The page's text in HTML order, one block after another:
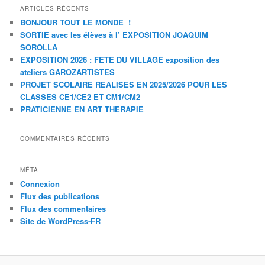
ARTICLES RÉCENTS
BONJOUR TOUT LE MONDE !
SORTIE avec les élèves à l’ EXPOSITION JOAQUIM
SOROLLA
EXPOSITION 2026 : FETE DU VILLAGE exposition des
ateliers GAROZARTISTES
PROJET SCOLAIRE REALISES EN 2025/2026 POUR LES
CLASSES CE1/CE2 ET CM1/CM2
PRATICIENNE EN ART THERAPIE
COMMENTAIRES RÉCENTS
MÉTA
Connexion
Flux des publications
Flux des commentaires
Site de WordPress-FR